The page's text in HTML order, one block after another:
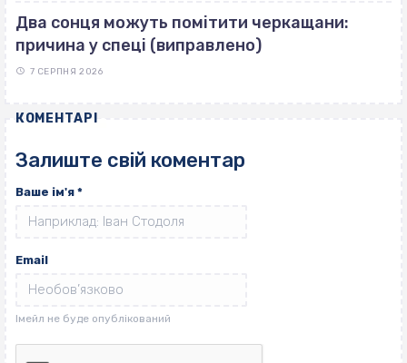
Два сонця можуть помітити черкащани:
причина у спеці (виправлено)
7 СЕРПНЯ 2026
КОМЕНТАРІ
Залиште свій коментар
Ваше ім'я *
Email